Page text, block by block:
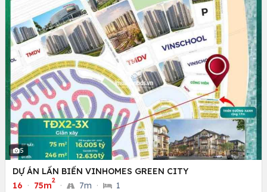
5
DỰ ÁN LẤN BIỂN VINHOMES GREEN CITY
16 · 75m
2
· 7m · 1